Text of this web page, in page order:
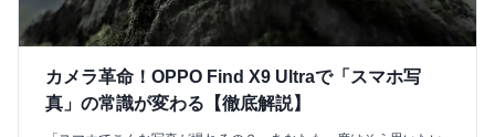
カメラ革命！OPPO Find X9 Ultraで「スマホ写
真」の常識が変わる【徹底解説】